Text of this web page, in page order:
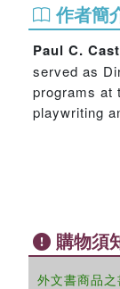
作者簡
Paul C.
served as
programs at
playwriting
購物須
外文書商品